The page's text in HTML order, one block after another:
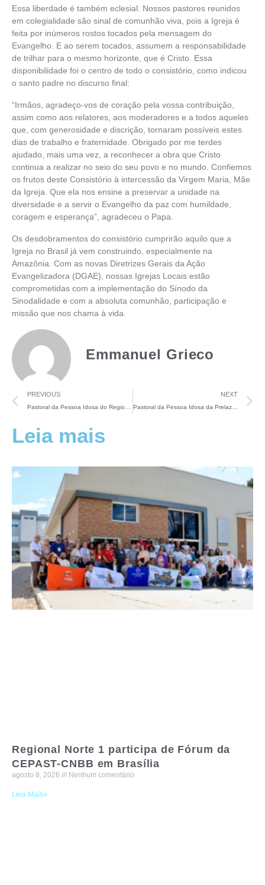
Leia mais
Regional Norte 1 participa de Fórum da
CEPAST-CNBB em Brasília
agosto 8, 2026 Nenhum comentário
Leia Mais»
Essa liberdade é também eclesial. Nossos pastores reunidos
em colegialidade são sinal de comunhão viva, pois a Igreja é
feita por inúmeros rostos tocados pela mensagem do
Evangelho. E ao serem tocados, assumem a responsabilidade
de trilhar para o mesmo horizonte, que é Cristo. Essa
disponibilidade foi o centro de todo o consistório, como indicou
o santo padre no discurso final:
“Irmãos, agradeço-vos de coração pela vossa contribuição,
assim como aos relatores, aos moderadores e a todos aqueles
que, com generosidade e discrição, tornaram possíveis estes
dias de trabalho e fraternidade. Obrigado por me terdes
ajudado, mais uma vez, a reconhecer a obra que Cristo
continua a realizar no seio do seu povo e no mundo. Confiemos
os frutos deste Consistório à intercessão da Virgem Maria, Mãe
da Igreja. Que ela nos ensine a preservar a unidade na
diversidade e a servir o Evangelho da paz com humildade,
coragem e esperança”, agradeceu o Papa.
Os desdobramentos do consistório cumprirão aquilo que a
Igreja no Brasil já vem construindo, especialmente na
Amazônia. Com as novas Diretrizes Gerais da Ação
Evangelizadora (DGAE), nossas Igrejas Locais estão
comprometidas com a implementação do Sínodo da
Sinodalidade e com a absoluta comunhão, participação e
missão que nos chama à vida.
Emmanuel Grieco
PREVIOUS NEXT
Pastoral da Pessoa Idosa da Prelazia de Tefé elege nova coordenação